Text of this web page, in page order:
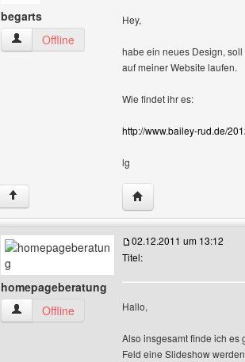
begarts
begarts Benutzer-Profile anzeigen
Offline
Hey,
habe ein neues Design,
auf meiner Website laufen.
Wie findet ihr es:
http://www.bailey-rud.de/
lg
↑ Website dieses
homepageberatung
homepageberatung Benutzer-Profile anzeigen
Offline
02.12.2011 um 13:12
Titel:
Hallo,
Also insgesamt finde ich es
Feld eine Slideshow